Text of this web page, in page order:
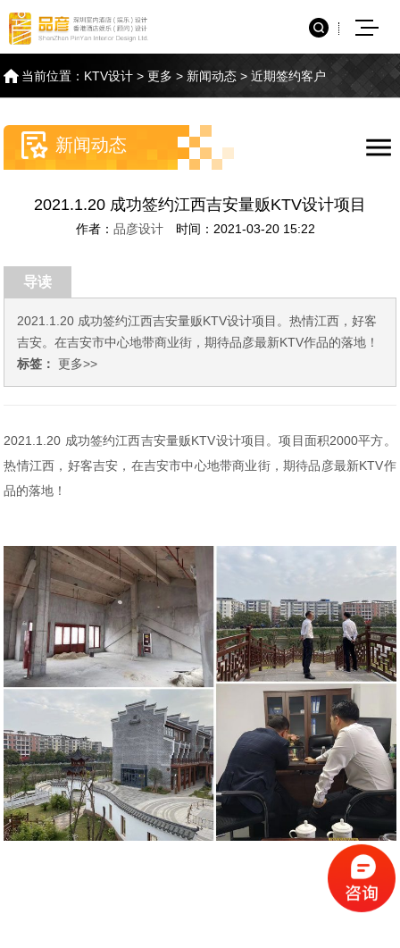
当前位置： KTV设计 >更多 > 新闻动态 >近期签约客户
新闻动态
2021.1.20 成功签约江西吉安量贩KTV设计项目
作者： 品彦设计 时间：2021-03-20 15:22
导读
2021.1.20 成功签约江西吉安量贩KTV设计项目。热情江西，好客
吉安。在吉安市中心地带商业街，期待品彦最新KTV作品的落地！
标签： 更多>>
2021.1.20 成功签约江西吉安量贩KTV设计项目。项目面积2000平方。
热情江西，好客吉安，在吉安市中心地带商业街，期待品彦最新KTV作
品的落地！